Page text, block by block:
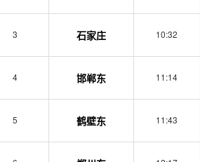
3 石家庄 10:32
4 邯郸东 11:14
5 鹤壁东 11:43